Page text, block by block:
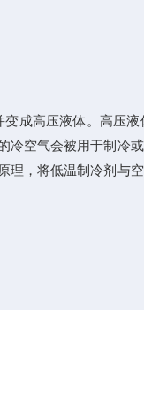
成高压液体。高压
空气会被用于制冷
，将低温制冷剂与